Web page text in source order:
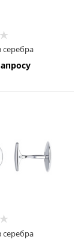
серебра
серебра